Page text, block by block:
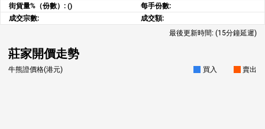
街貨量%（份數）: ()
每手份數:
成交宗數:
成交額:
最後更新時間: (15分鐘延遲)
莊家開價走勢
牛熊證價格(港元) 買入 賣出